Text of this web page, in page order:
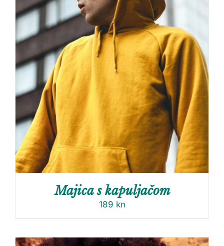
Majica s kapuljačom
189 kn